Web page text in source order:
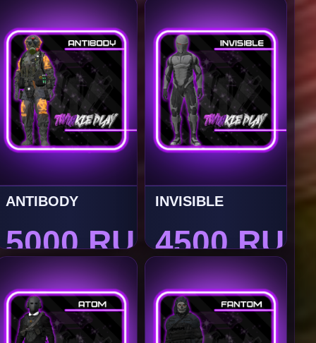
ANTIBODY
5000 RUB
INVISIBLE
4500 RUB